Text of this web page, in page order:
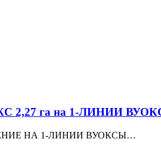
2,27 га на 1-ЛИНИИ
НА 1-ЛИНИИ ВУОКСЫ…